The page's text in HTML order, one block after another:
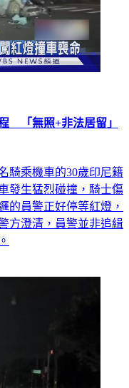
「無照+非法居留」
騎乘機車的30歲印尼籍
發生猛烈碰撞，騎士傷
的員警正好停等紅燈，
方澄清，員警並非追緝